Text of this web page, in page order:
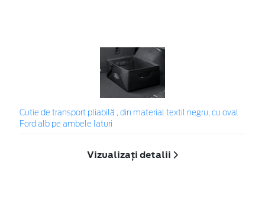
Cutie de transport pliabilă , din material textil negru, cu oval
Ford alb pe ambele laturi
Vizualizați detalii